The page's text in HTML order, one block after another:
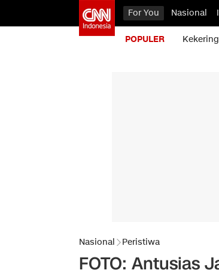
For You Nasional
POPULER
Nasional Peristiwa
FOTO: Antusias